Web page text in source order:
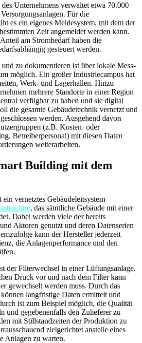
Unternehmens verwaltet etwa 70.000
Für die
es ein eigenes Meldesystem, mit dem der
Zeit angemeldet werden kann.
am Strombedarf haben die
gesteuert werden.
zu dokumentieren ist über lokale Mess-
möglich. Ein großer Industriecampus hat
Werk- und Lagerhallen. Hinzu
mehrere Standorte in einer Region
verfügbar zu haben und sie digital
die gesamte Gebäudetechnik vernetzt und
werden. Ausgehend davon
(z.B. Kosten- oder
Betreiberpersonal) mit diesen Daten
weiterarbeiten.
Building mit dem
vernetztes Gebäudeleitsystem
, das sämtliche Gebäude mit einer
Dabei werden viele der bereits
Aktoren genutzt und deren Datenserien
kann der Hersteller jederzeit
die Anlagenperformance und den
der Filterwechsel in einer Lüftungsanlage.
Druck vor und nach dem Filter kann
gewechselt werden muss. Durch das
langfristige Daten ermittelt und
ist zum Beispiel möglich, die Qualität
und gegebenenfalls den Zulieferer zu
mit Stillstandzeiten der Produktion zu
zielgerichtet anstelle eines
Anlagen zu warten.